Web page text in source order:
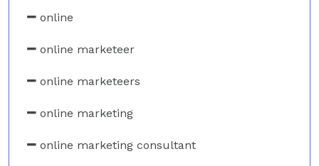
online
online marketeer
online marketeers
online marketing
online marketing consultant